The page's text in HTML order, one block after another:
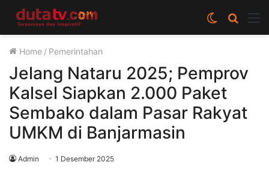
Cari
berita
Switch
skin
Home / Pemerintahan
Jelang Nataru 2025; Pemprov
Kalsel Siapkan 2.000 Paket
Sembako dalam Pasar Rakyat
UMKM di Banjarmasin
Admin 1 Desember 2025